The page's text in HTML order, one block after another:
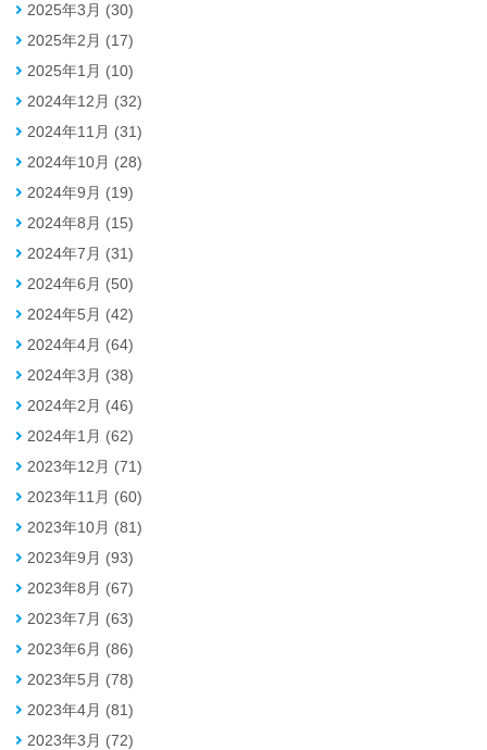
2025年3月 (30)
2025年2月 (17)
2025年1月 (10)
2024年12月 (32)
2024年11月 (31)
2024年10月 (28)
2024年9月 (19)
2024年8月 (15)
2024年7月 (31)
2024年6月 (50)
2024年5月 (42)
2024年4月 (64)
2024年3月 (38)
2024年2月 (46)
2024年1月 (62)
2023年12月 (71)
2023年11月 (60)
2023年10月 (81)
2023年9月 (93)
2023年8月 (67)
2023年7月 (63)
2023年6月 (86)
2023年5月 (78)
2023年4月 (81)
2023年3月 (72)